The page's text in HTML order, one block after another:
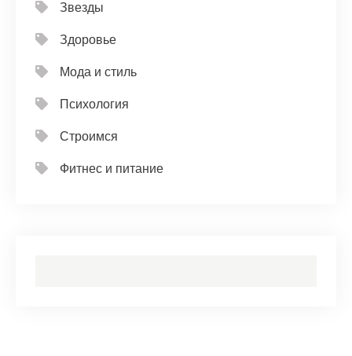
Звезды
Здоровье
Мода и стиль
Психология
Строимся
Фитнес и питание